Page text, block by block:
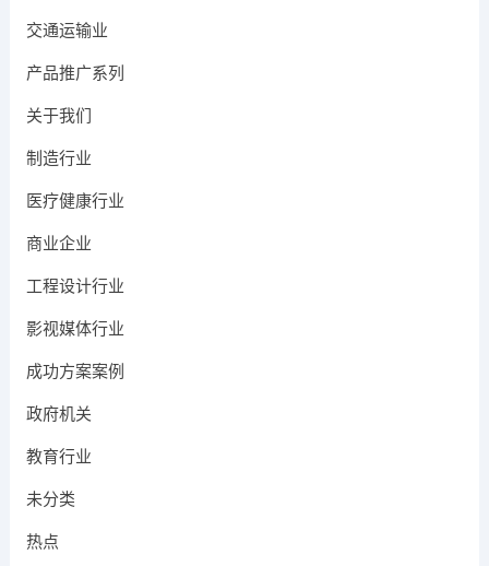
交通运输业
产品推广系列
关于我们
制造行业
医疗健康行业
商业企业
工程设计行业
影视媒体行业
成功方案案例
政府机关
教育行业
未分类
热点